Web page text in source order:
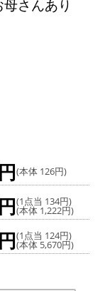
さんあり
(本体 126円)
(1点当 134円)
(本体 1,222円)
(1点当 124円)
(本体 5,670円)